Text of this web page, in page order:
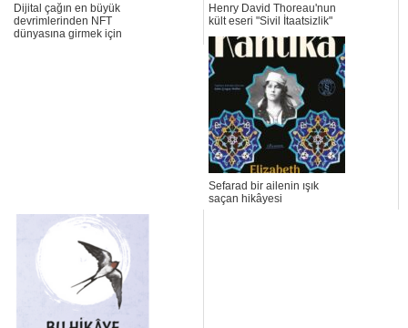
Dijital çağın en büyük
devrimlerinden NFT
dünyasına girmek için
Henry David Thoreau'nun
kült eseri "Sivil İtaatsizlik"
Sefarad bir ailenin ışık
saçan hikâyesi